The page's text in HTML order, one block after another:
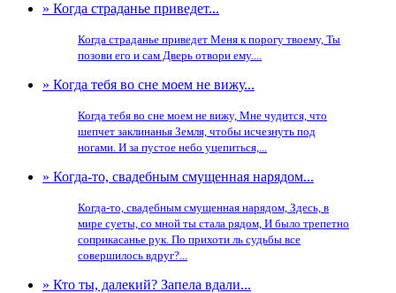
» Когда страданье приведет...
Когда страданье приведет Меня к порогу твоему, Ты
позови его и сам Дверь отвори ему....
» Когда тебя во сне моем не вижу...
Когда тебя во сне моем не вижу, Мне чудится, что
шепчет заклинанья Земля, чтобы исчезнуть под
ногами. И за пустое небо уцепиться,...
» Когда-то, свадебным смущенная нарядом...
Когда-то, свадебным смущенная нарядом, Здесь, в
мире суеты, со мной ты стала рядом, И было трепетно
соприкасанье рук. По прихоти ль судьбы все
совершилось вдруг?...
» Кто ты, далекий? Запела вдали...